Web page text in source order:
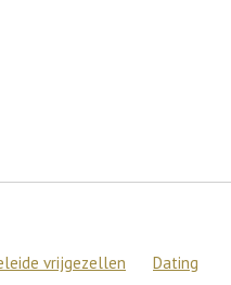
vrijgezellen
Dating